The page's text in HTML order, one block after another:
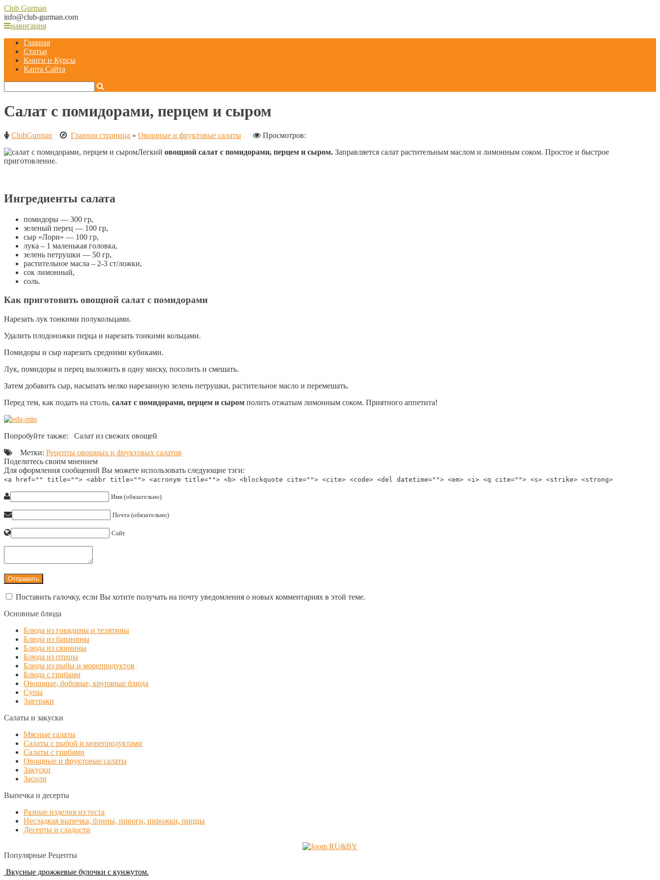
Club Gurman
info@club-gurman.com
навигация
Главная
Статьи
Книги и Курсы
Карта Сайта
Салат с помидорами, перцем и сыром
ClubGurman Главная страница » Овощные и фруктовые салаты
Просмотров:
Легкий овощной салат с помидорами, перцем и сыром. Заправляется салат растительным маслом и лимонным соком. Простое и быстрое
приготовление.
Ингредиенты салата
помидоры — 300 гр,
зеленый перец — 100 гр,
сыр «Лори» — 100 гр,
лука – 1 маленькая головка,
зелень петрушки — 50 гр,
растительное масла – 2-3 ст/ложки,
сок лимонный,
соль.
Как приготовить овощной салат с помидорами
Нарезать лук тонкими полукольцами.
Удалить плодоножки перца и нарезать тонкими кольцами.
Помидоры и сыр нарезать средними кубиками.
Лук, помидоры и перец выложить в одну миску, посолить и смешать.
Затем добавить сыр, насыпать мелко нарезанную зелень петрушки, растительное масло и перемешать.
Перед тем, как подать на столь, салат с помидорами, перцем и сыром полить отжатым лимонным соком. Приятного аппетита!
Попробуйте также: Салат из свежих овощей
Метки: Рецепты овощных и фруктовых салатов
Поделитесь своим мнением
Для оформления сообщений Вы можете использовать следующие тэги:
<a href="" title=""> <abbr title=""> <acronym title=""> <b> <blockquote cite=""> <cite> <code> <del datetime=""> <em> <i> <q cite=""> <s> <strike> <strong>
Имя (обязательно)
Почта (обязательно)
Сайт
Поставить галочку, если Вы хотите получать на почту уведомления о новых комментариях в этой теме.
Основные блюда
Блюда из говядины и телятины
Блюда из баранины
Блюда из свинины
Блюда из птицы
Блюда из рыбы и морепродуктов
Блюда с грибами
Овощные, бобовые, крупяные блюда
Супы
Завтраки
Салаты и закуски
Мясные салаты
Салаты с рыбой и морепродуктами
Салаты с грибами
Овощные и фруктовые салаты
Закуски
Засоли
Выпечка и десерты
Разные изделия из теста
Несладкая выпечка, блины, пироги, пирожки, пиццы
Десерты и сладости
Популярные Рецепты
Вкусные дрожжевые булочки с кунжутом.